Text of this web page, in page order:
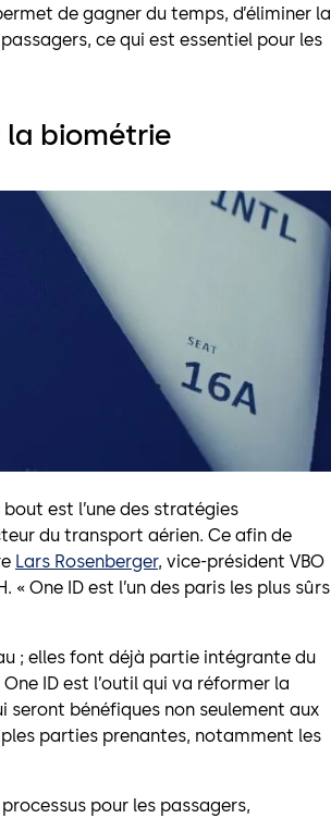
de gagner du temps, d’éliminer la
ce qui est essentiel pour les
la biométrie
est l’une des stratégies
du transport aérien. Ce afin de
Lars Rosenberger, vice-président VBO
One ID est l’un des paris les plus sûrs
; elles font déjà partie intégrante du
ID est l’outil qui va réformer la
bénéfiques non seulement aux
parties prenantes, notamment les
pour les passagers,